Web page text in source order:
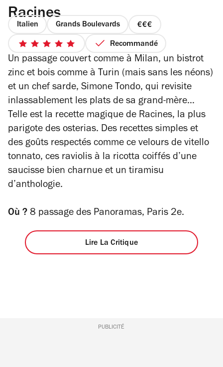
Racines
Italien Grands Boulevards
prix
3
sur
5
sur
5
étoiles
Recommandé
Un passage couvert comme à Milan, un bistrot
zinc et bois comme à Turin (mais sans les néons)
et un chef sarde, Simone Tondo, qui revisite
inlassablement les plats de sa grand-mère…
Telle est la recette magique de Racines, la plus
parigote des osterias. Des recettes simples et
des goûts respectés comme ce velours de vitello
tonnato, ces raviolis à la ricotta coiffés d’une
saucisse bien charnue et un tiramisu
d’anthologie.
Où ? 8 passage des Panoramas, Paris 2e.
Lire La Critique
PUBLICITÉ